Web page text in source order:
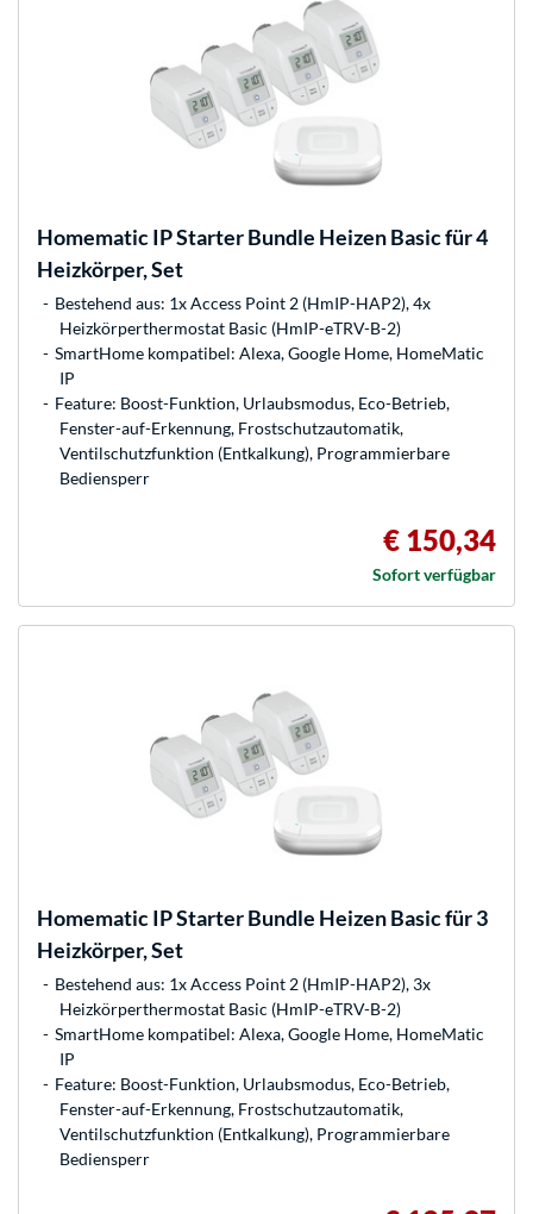
Homematic IPStarter Bundle Heizen Basic für 4
Heizkörper, Set
Bestehend aus: 1x Access Point 2 (HmIP-HAP2), 4x
Heizkörperthermostat Basic (HmIP-eTRV-B-2)
SmartHome kompatibel: Alexa, Google Home, HomeMatic
IP
Feature: Boost-Funktion, Urlaubsmodus, Eco-Betrieb,
Fenster-auf-Erkennung, Frostschutzautomatik,
Ventilschutzfunktion (Entkalkung), Programmierbare
Bediensperr
€ 150,34
Sofort verfügbar
Homematic IPStarter Bundle Heizen Basic für 3
Heizkörper, Set
Bestehend aus: 1x Access Point 2 (HmIP-HAP2), 3x
Heizkörperthermostat Basic (HmIP-eTRV-B-2)
SmartHome kompatibel: Alexa, Google Home, HomeMatic
IP
Feature: Boost-Funktion, Urlaubsmodus, Eco-Betrieb,
Fenster-auf-Erkennung, Frostschutzautomatik,
Ventilschutzfunktion (Entkalkung), Programmierbare
Bediensperr